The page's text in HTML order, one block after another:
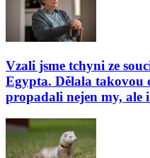
Vzali jsme tchyni ze
Egypta. Dělala takovou
propadali nejen my, ale